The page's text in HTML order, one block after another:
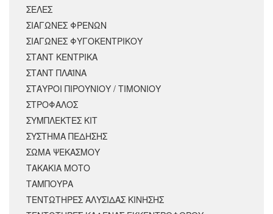
ΣΕΛΕΣ
ΣΙΑΓΩΝΕΣ ΦΡΕΝΩΝ
ΣΙΑΓΩΝΕΣ ΦΥΓΟΚΕΝΤΡΙΚΟΥ
ΣΤΑΝΤ ΚΕΝΤΡΙΚΑ
ΣΤΑΝΤ ΠΛΑΪΝΑ
ΣΤΑΥΡΟΙ ΠΙΡΟΥΝΙΟΥ / ΤΙΜΟΝΙΟΥ
ΣΤΡΟΦΑΛΟΣ
ΣΥΜΠΛΕΚΤΕΣ ΚΙΤ
ΣΥΣΤΗΜΑ ΠΕΔΗΣΗΣ
ΣΩΜΑ ΨΕΚΑΣΜΟΥ
ΤΑΚΑΚΙΑ ΜΟΤΟ
ΤΑΜΠΟΥΡΑ
ΤΕΝΤΩΤΗΡΕΣ ΑΛΥΣΙΔΑΣ ΚΙΝΗΣΗΣ